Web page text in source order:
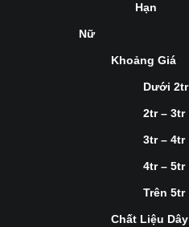
Hạn
Nữ
Khoảng Giá
Dưới 2tr
2tr – 3tr
3tr – 4tr
4tr – 5tr
Trên 5tr
Chất Liệu Dây